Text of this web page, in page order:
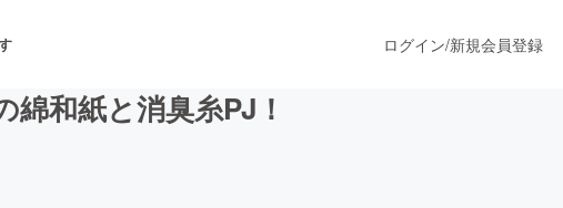
ログイン/新規会員登録
和紙と消臭糸PJ！